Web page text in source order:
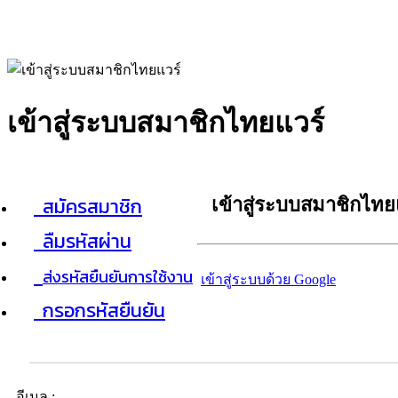
เข้าสู่ระบบสมาชิกไทยแวร์
สมัครสมาชิก
ลืมรหัสผ่าน
ส่งรหัสยืนยันการใช้งาน
กรอกรหัสยืนยัน
เข้าสู่ระบบสมาชิกไท
เข้าสู่ระบบด้วย Google